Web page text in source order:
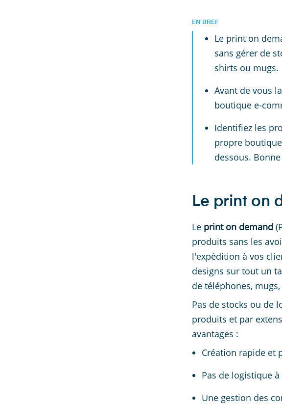
EN BREF
Le print on
sans gérer de
shirts ou mugs.
Avant de vous
boutique e-
Identifiez les
propre
dessous.
Le print on
Le print on demand
produits sans les
l'expédition à vos
designs sur tout un
de téléphones,
Pas de stocks ou de
produits et par
avantages :
Création rapide et
Pas de logistique
Une gestion des